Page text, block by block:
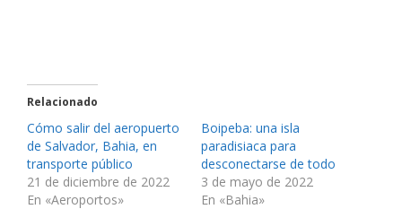
Relacionado
Cómo salir del aeropuerto
de Salvador, Bahia, en
transporte público
21 de diciembre de 2022
En «Aeroportos»
Boipeba: una isla
paradisiaca para
desconectarse de todo
3 de mayo de 2022
En «Bahia»